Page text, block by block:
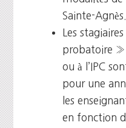
Sainte-Agnès.
Les
probatoire »
ou à l’IPC
pour une
les
en fonction